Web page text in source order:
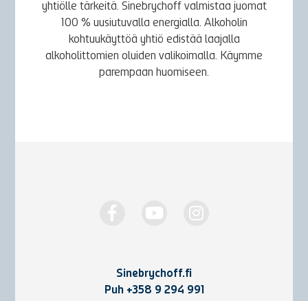
yhtiölle tärkeitä. Sinebrychoff valmistaa juomat
100 % uusiutuvalla energialla. Alkoholin
kohtuukäyttöä yhtiö edistää laajalla
alkoholittomien oluiden valikoimalla. Käymme
parempaan huomiseen.
Sinebrychoff.fi
Puh +358 9 294 991